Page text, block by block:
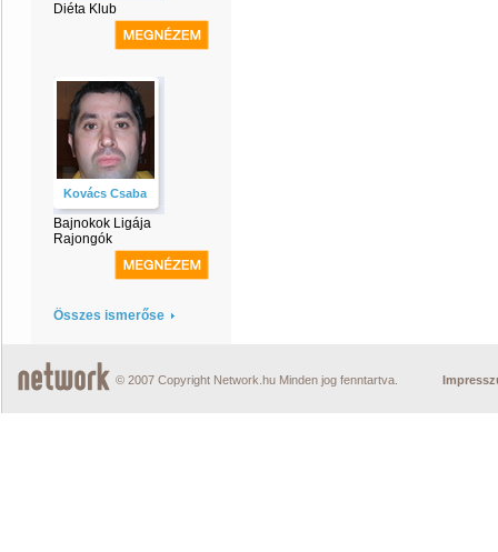
Diéta Klub
Kovács Csaba
Bajnokok Ligája
Rajongók
Összes ismerőse
© 2007 Copyright Network.hu Minden jog fenntartva.